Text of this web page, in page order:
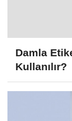
Damla
Kullanılır?